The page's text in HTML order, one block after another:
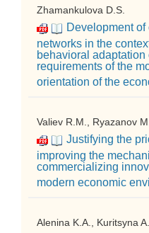
Zhamankulova D.S.
Development
networks in the
behavioral
requirements of the
orientation of the
Valiev R.M., Ryazanov
Justifying the
improving the
commercializing
modern economic
Alenina K.A., Kuritsyna